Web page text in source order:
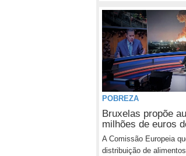
POBREZA
Bruxelas propõe
milhões de euros
A Comissão Europeia
distribuição de